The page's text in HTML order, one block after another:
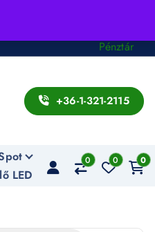
Pénztár
+36-1-321-2115
LED
0 0 0